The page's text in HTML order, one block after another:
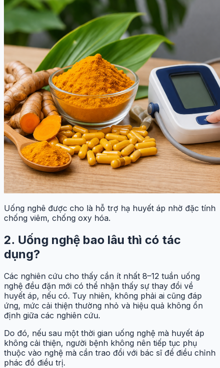
Uống nghê được cho là hỗ trợ hạ huyết áp nhờ đặc tính
chống viêm, chống oxy hóa.
2. Uống nghệ bao lâu thì có tác
dụng?
Các nghiên cứu cho thấy cần ít nhất 8–12 tuần uống
nghệ đều đặn mới có thể nhận thấy sự thay đổi về
huyết áp, nếu có. Tuy nhiên, không phải ai cũng đáp
ứng, mức cải thiện thường nhỏ và hiệu quả không ổn
định giữa các nghiên cứu.
Do đó, nếu sau một thời gian uống nghệ mà huyết áp
không cải thiện, người bệnh không nên tiếp tục phụ
thuộc vào nghệ mà cần trao đổi với bác sĩ để điều chỉnh
phác đồ điều trị.